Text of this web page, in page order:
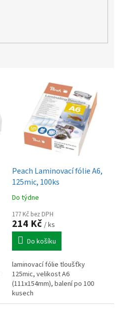
Peach Laminovací fólie A6,
125mic, 100ks
Do týdne
177 Kč bez DPH
214 Kč / ks
Do košíku
laminovací fólie tloušťky
125mic, velikost A6
(111x154mm), balení po 100
kusech